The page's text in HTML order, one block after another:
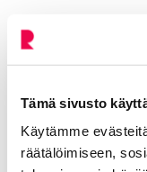
Tämä sivusto
Käytämme
räätälöimiseen,
Vuonna 1948
kuvanveistäjä
sankaripatsas.